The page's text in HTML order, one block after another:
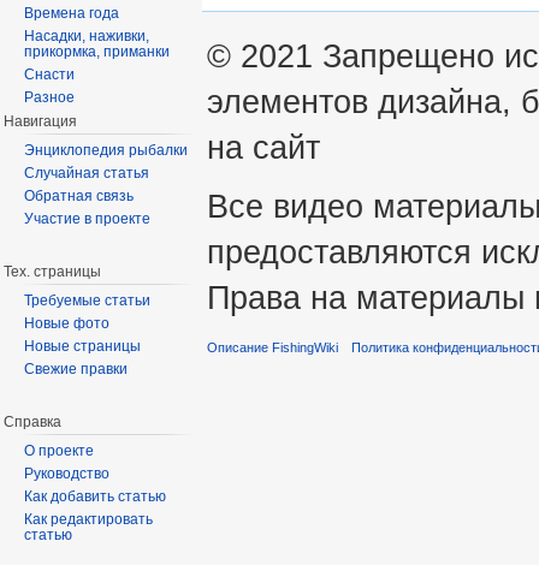
Времена года
Насадки, наживки,
прикормка, приманки
Снасти
Разное
Навигация
Энциклопедия рыбалки
Случайная статья
Обратная связь
Участие в проекте
Тех. страницы
Требуемые статьи
Новые фото
Новые страницы
Свежие правки
Справка
О проекте
Руководство
Как добавить статью
Как редактировать
статью
© 2021 Запрещено
элементов дизайна,
на сайт
Все видео
предоставляются
Права на материалы
Описание FishingWiki Политика